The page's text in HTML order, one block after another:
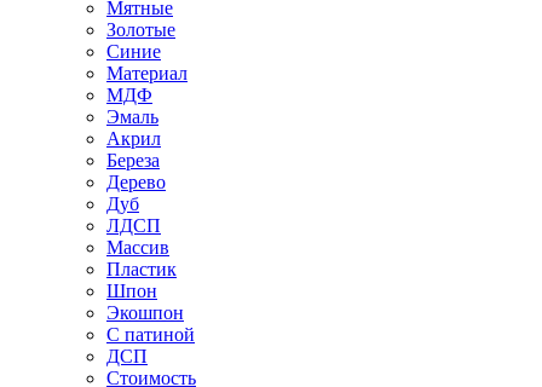
Мятные
Золотые
Синие
Материал
МДФ
Эмаль
Акрил
Береза
Дерево
Дуб
ЛДСП
Массив
Пластик
Шпон
Экошпон
С патиной
ДСП
Стоимость